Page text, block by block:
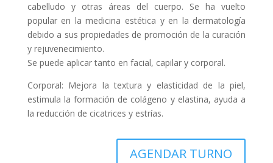
cabelludo y otras áreas del cuerpo. Se ha vuelto
popular en la medicina estética y en la dermatología
debido a sus propiedades de promoción de la curación
y rejuvenecimiento.
Se puede aplicar tanto en facial, capilar y corporal.
Corporal: Mejora la textura y elasticidad de la piel,
estimula la formación de colágeno y elastina, ayuda a
la reducción de cicatrices y estrías.
AGENDAR TURNO